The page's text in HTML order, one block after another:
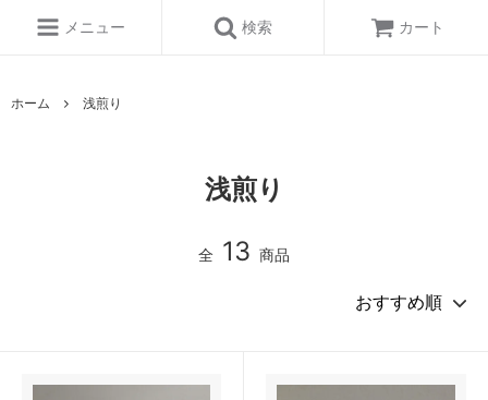
メニュー 検索 カート
ホーム 浅煎り
浅煎り
全 13 商品